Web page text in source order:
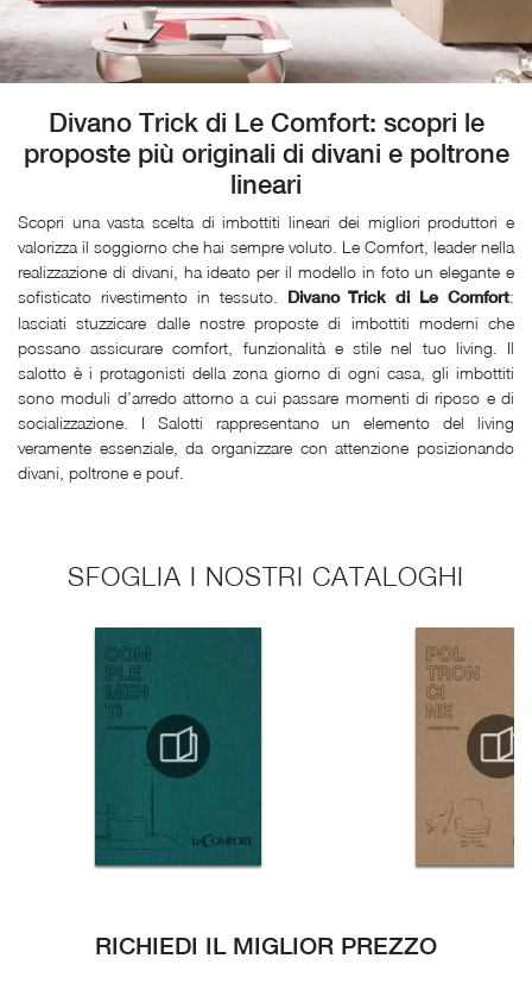
Divano Trick di Le Comfort: scopri le
proposte più originali di divani e poltrone
lineari
Scopri una vasta scelta di imbottiti lineari dei migliori produttori e
valorizza il soggiorno che hai sempre voluto. Le Comfort, leader nella
realizzazione di divani, ha ideato per il modello in foto un elegante e
sofisticato rivestimento in tessuto.
Divano Trick di Le Comfort:
lasciati stuzzicare dalle nostre proposte di imbottiti moderni che
possano assicurare comfort, funzionalità e stile nel tuo living. Il
salotto è i protagonisti della zona giorno di ogni casa, gli imbottiti
sono moduli d’arredo attorno a cui passare momenti di riposo e di
socializzazione. I Salotti rappresentano un elemento del living
veramente essenziale, da organizzare con attenzione posizionando
divani, poltrone e pouf.
SFOGLIA I NOSTRI CATALOGHI
RICHIEDI IL MIGLIOR PREZZO